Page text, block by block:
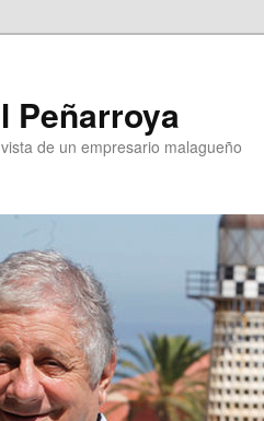
Peñarroya
de un empresario malagueño